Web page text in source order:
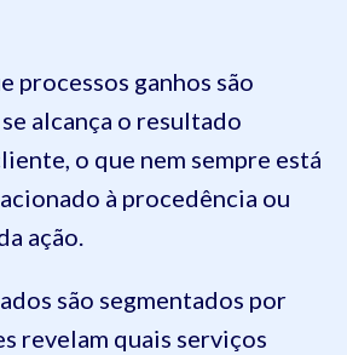
processos ganhos são
alcança o resultado
o que nem sempre está
à procedência ou
ação.
são segmentados por
revelam quais serviços